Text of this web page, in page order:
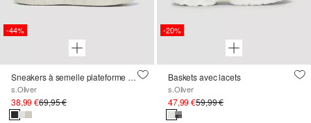
-44%
Sneakers à semelle plateforme et étiquette logo
s.Oliver
38,99 €69,95 €
-20%
Baskets avec lacets
s.Oliver
47,99 €59,99 €